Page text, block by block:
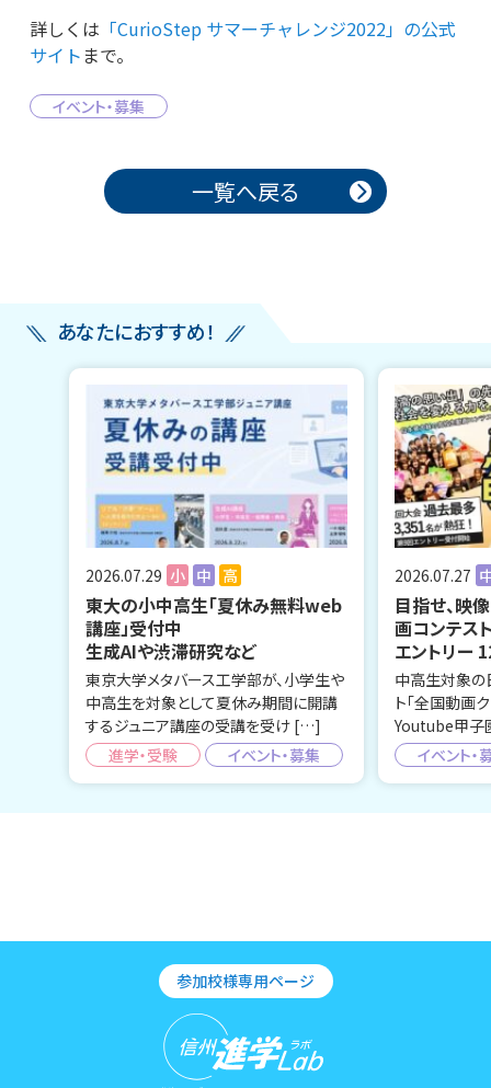
詳しくは 「CurioStep サマーチャレンジ2022」の公式
サイト まで。
イベント・募集
投稿ナビゲーション 一覧へ戻る
あなたにおすすめ！
2026.07.29 小 中 高
東大の小中高生「夏休み無料web
講座」受付中
生成AIや渋滞研究など
東京大学メタバース工学部が、小学生や
中高生を対象として夏休み期間に開講
するジュニア講座の受講を受け […]
進学・受験
イベント・募集
2026.07.27
目指せ、映
画コンテス
エントリー
中高生対象の
ト「全国動画
Youtube甲子
イベント・
参加校様専用ページ